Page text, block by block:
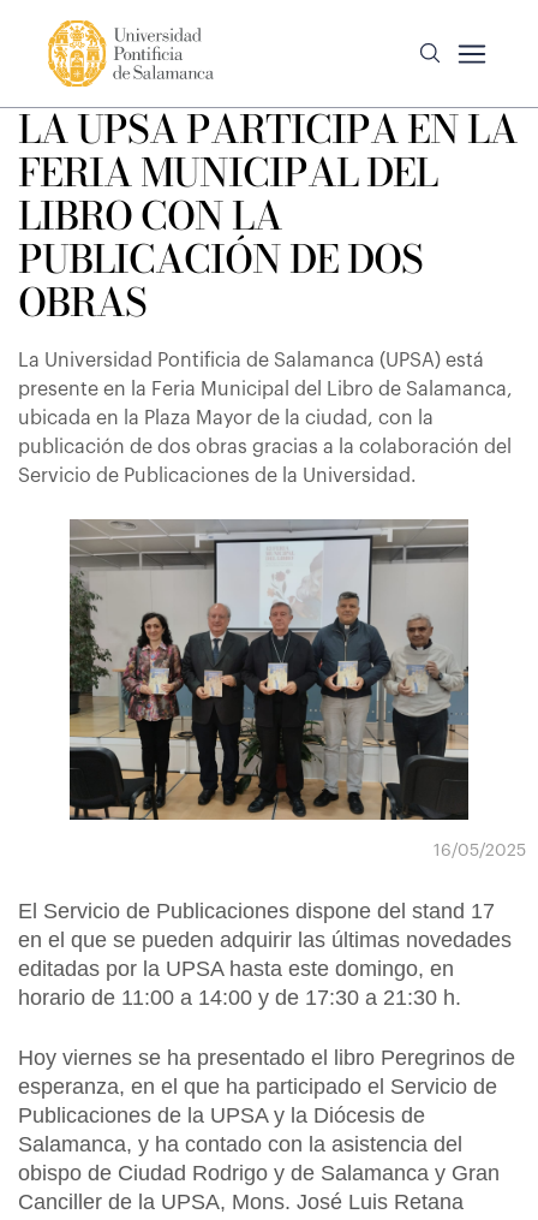
LA UPSA PARTICIPA EN LA
FERIA MUNICIPAL DEL
LIBRO CON LA
PUBLICACIÓN DE DOS
OBRAS
La Universidad Pontificia de Salamanca (UPSA) está
presente en la Feria Municipal del Libro de Salamanca,
ubicada en la Plaza Mayor de la ciudad, con la
publicación de dos obras gracias a la colaboración del
Servicio de Publicaciones de la Universidad.
16/05/2025
El Servicio de Publicaciones dispone del stand 17
en el que se pueden adquirir las últimas novedades
editadas por la UPSA hasta este domingo, en
horario de 11:00 a 14:00 y de 17:30 a 21:30 h.
Hoy viernes se ha presentado el libro Peregrinos de
esperanza, en el que ha participado el Servicio de
Publicaciones de la UPSA y la Diócesis de
Salamanca, y ha contado con la asistencia del
obispo de Ciudad Rodrigo y de Salamanca y Gran
Canciller de la UPSA, Mons. José Luis Retana